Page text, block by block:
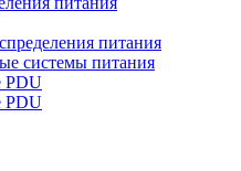
питания
системы питания
PDU
PDU